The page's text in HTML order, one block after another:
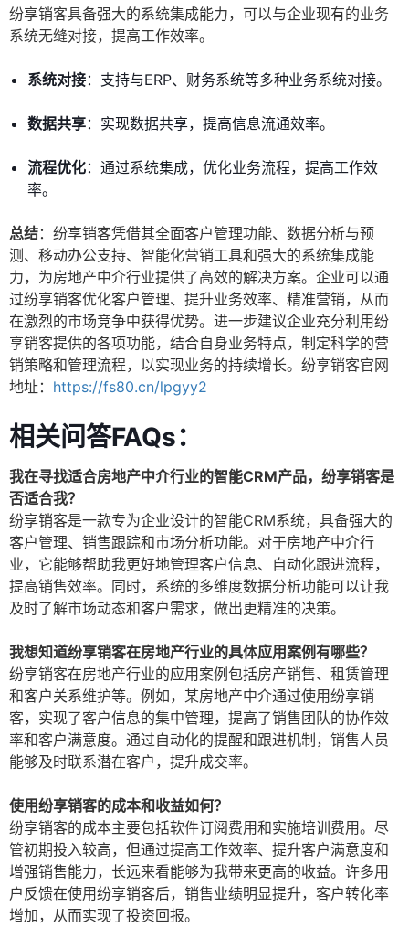
纷享销客具备强大的系统集成能力，可以与企业现有的业务
系统无缝对接，提高工作效率。
系统对接：支持与ERP、财务系统等多种业务系统对接。
数据共享：实现数据共享，提高信息流通效率。
流程优化：通过系统集成，优化业务流程，提高工作效
率。
总结：纷享销客凭借其全面客户管理功能、数据分析与预
测、移动办公支持、智能化营销工具和强大的系统集成能
力，为房地产中介行业提供了高效的解决方案。企业可以通
过纷享销客优化客户管理、提升业务效率、精准营销，从而
在激烈的市场竞争中获得优势。进一步建议企业充分利用纷
享销客提供的各项功能，结合自身业务特点，制定科学的营
销策略和管理流程，以实现业务的持续增长。纷享销客官网
地址： https://fs80.cn/lpgyy2
相关问答FAQs：
我在寻找适合房地产中介行业的智能CRM产品，纷享销客是
否适合我？
纷享销客是一款专为企业设计的智能CRM系统，具备强大的
客户管理、销售跟踪和市场分析功能。对于房地产中介行
业，它能够帮助我更好地管理客户信息、自动化跟进流程，
提高销售效率。同时，系统的多维度数据分析功能可以让我
及时了解市场动态和客户需求，做出更精准的决策。
我想知道纷享销客在房地产行业的具体应用案例有哪些？
纷享销客在房地产行业的应用案例包括房产销售、租赁管理
和客户关系维护等。例如，某房地产中介通过使用纷享销
客，实现了客户信息的集中管理，提高了销售团队的协作效
率和客户满意度。通过自动化的提醒和跟进机制，销售人员
能够及时联系潜在客户，提升成交率。
使用纷享销客的成本和收益如何？
纷享销客的成本主要包括软件订阅费用和实施培训费用。尽
管初期投入较高，但通过提高工作效率、提升客户满意度和
增强销售能力，长远来看能够为我带来更高的收益。许多用
户反馈在使用纷享销客后，销售业绩明显提升，客户转化率
增加，从而实现了投资回报。